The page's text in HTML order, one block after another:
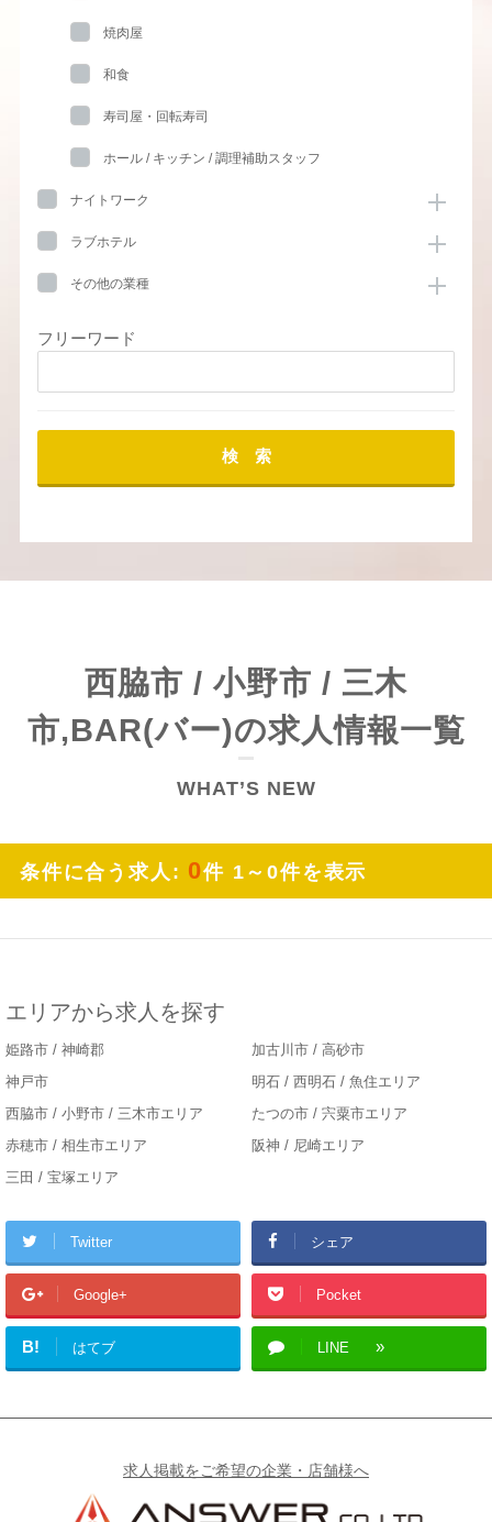
焼肉屋
和食
寿司屋・回転寿司
ホール / キッチン / 調理補助スタッフ
ナイトワーク
ラブホテル
その他の業種
フリーワード
検 索
西脇市 / 小野市 / 三木
市,BAR(バー)の求人情報一覧
WHAT’S NEW
条件に合う求人: 0件 1～0件を表示
エリアから求人を探す
姫路市 / 神崎郡
加古川市 / 高砂市
神戸市
明石 / 西明石 / 魚住エリア
西脇市 / 小野市 / 三木市エリア
たつの市 / 宍粟市エリア
赤穂市 / 相生市エリア
阪神 / 尼崎エリア
三田 / 宝塚エリア
Twitter シェア
Google+ Pocket
B! はてブ LINE
求人掲載をご希望の企業・店舗様へ